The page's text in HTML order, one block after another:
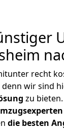
recht
wir sind
zu
die besten